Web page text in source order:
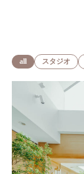
スタジオ
all